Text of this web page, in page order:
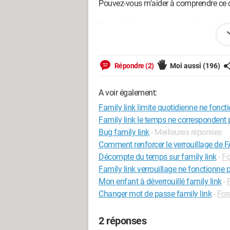
Pouvez-vous m'aider à comprendre ce
Et inutile de me renvoyer sur la page
d'utilisation : https://
Merci !
Configuration:Windows / Firefox 98.0
Répondre (2) Moi aussi (196)
A voir également:
Family link limite quotidienne ne
Family link le temps ne correspondent
Bug family link- Meilleures réponses
Comment renforcer le verrouillage de
Décompte du temps sur family link-
Family link verrouillage ne fonctionne
Mon enfant à déverrouillé family link-
Changer mot de passe family link -
2 réponses